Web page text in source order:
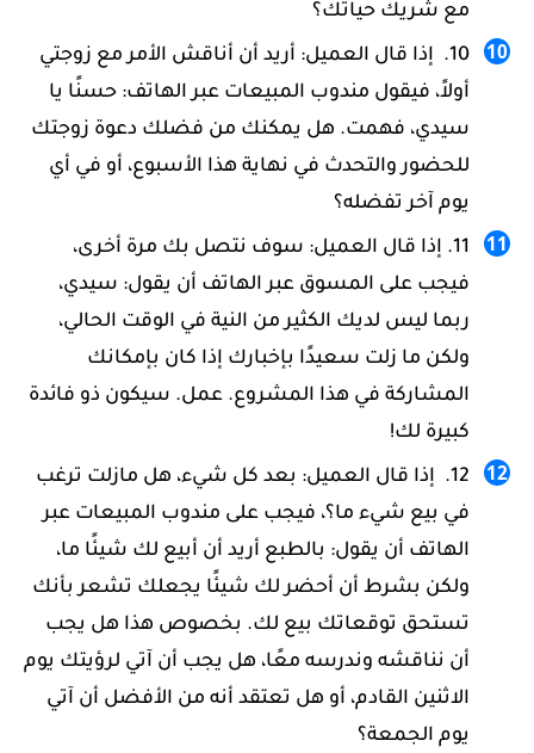
مع شريك حياتك؟
إذا قال العميل: أريد أن أناقش الأمر مع زوجتي
أولاً، فيقول مندوب المبيعات عبر الهاتف: حسنًا يا
سيدي، فهمت. هل يمكنك من فضلك دعوة زوجتك
للحضور والتحدث في نهاية هذا الأسبوع، أو في أي
يوم آخر تفضله؟
إذا قال العميل: سوف نتصل بك مرة أخرى،
فيجب على المسوق عبر الهاتف أن يقول: سيدي،
ربما ليس لديك الكثير من النية في الوقت الحالي،
ولكن ما زلت سعيدًا بإخبارك إذا كان بإمكانك
المشاركة في هذا المشروع. عمل. سيكون ذو فائدة
كبيرة لك!
إذا قال العميل: بعد كل شيء، هل مازلت ترغب
في بيع شيء ما؟، فيجب على مندوب المبيعات عبر
الهاتف أن يقول: بالطبع أريد أن أبيع لك شيئًا ما،
ولكن بشرط أن أحضر لك شيئًا يجعلك تشعر بأنك
تستحق توقعاتك بيع لك. بخصوص هذا هل يجب
أن نناقشه وندرسه معًا، هل يجب أن آتي لرؤيتك يوم
الاثنين القادم، أو هل تعتقد أنه من الأفضل أن آتي
يوم الجمعة؟